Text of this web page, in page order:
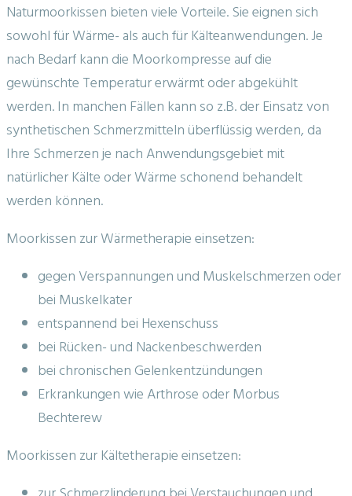
Naturmoorkissen bieten viele Vorteile. Sie eignen sich
sowohl für Wärme- als auch für Kälteanwendungen. Je
nach Bedarf kann die Moorkompresse auf die
gewünschte Temperatur erwärmt oder abgekühlt
werden. In manchen Fällen kann so z.B. der Einsatz von
synthetischen Schmerzmitteln überflüssig werden, da
Ihre Schmerzen je nach Anwendungsgebiet mit
natürlicher Kälte oder Wärme schonend behandelt
werden können.
Moorkissen zur Wärmetherapie einsetzen:
gegen Verspannungen und Muskelschmerzen oder
bei Muskelkater
entspannend bei Hexenschuss
bei Rücken- und Nackenbeschwerden
bei chronischen Gelenkentzündungen
Erkrankungen wie Arthrose oder Morbus
Bechterew
Moorkissen zur Kältetherapie einsetzen: